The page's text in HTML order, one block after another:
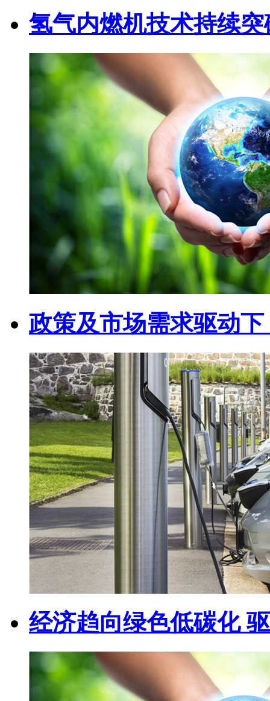
氢气内燃机技术持续
政策及市场需求驱动
经济趋向绿色低碳化